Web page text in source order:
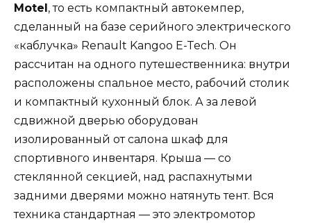
Motel, то есть компактный автокемпер,
сделанный на базе серийного электрического
«каблучка» Renault Kangoo E-Tech. Он
рассчитан на одного путешественника: внутри
расположены спальное место, рабочий столик
и компактный кухонный блок. А за левой
сдвижной дверью оборудован
изолированный от салона шкаф для
спортивного инвентаря. Крыша — со
стеклянной секцией, над распахнутыми
задними дверями можно натянуть тент. Вся
техника стандартная — это электромотор